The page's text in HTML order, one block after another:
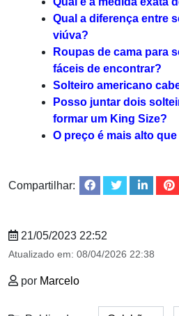
Qual a diferença entre
viúva?
Roupas de cama para
fáceis de encontrar?
Solteiro americano
Posso juntar dois
formar um King Size?
O preço é mais alto
Compartilhar:
21/05/2023 22:52
Atualizado em: 08/04/2026 22:38
por Marcelo